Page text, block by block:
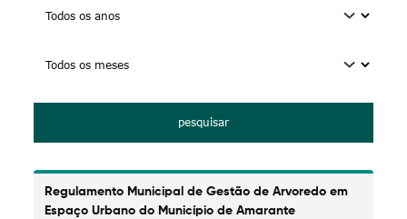
Filtros
pesquisar
pesquisar
Regulamento Municipal de Gestão de Arvoredo em
Espaço Urbano do Município de Amarante